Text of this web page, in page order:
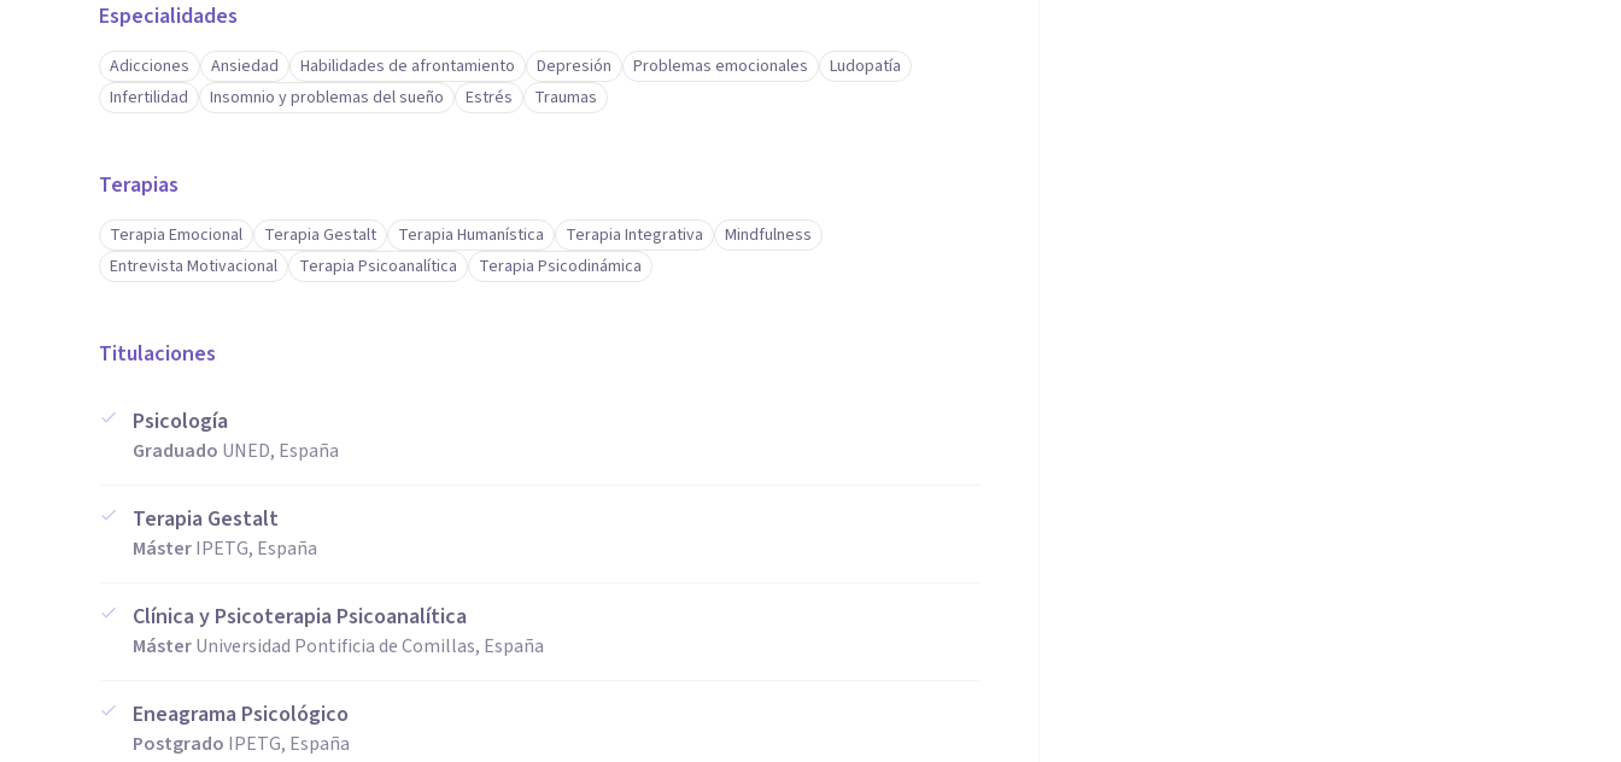
Especialidades
Adicciones Ansiedad Habilidades de afrontamiento Depresión Problemas emocionales
Ludopatía
Infertilidad
Insomnio y problemas del sueño Estrés Traumas
Terapias
Terapia Emocional Terapia Gestalt Terapia Humanística Terapia Integrativa
Mindfulness
Entrevista Motivacional
Terapia Psicoanalítica Terapia Psicodinámica
Titulaciones
Psicología
Graduado UNED, España
Terapia Gestalt
MásterIPETG, España
Clínica y Psicoterapia Psicoanalítica
MásterUniversidad Pontificia de Comillas, España
Eneagrama Psicológico
Postgrado IPETG, España